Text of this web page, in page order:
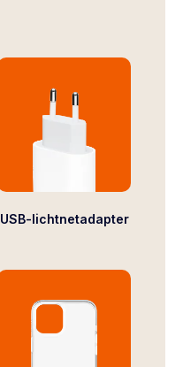
USB-lichtnetadapter